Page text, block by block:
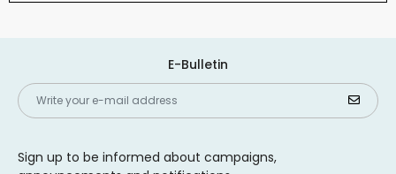
E-Bulletin
Sign up to be informed about campaigns,